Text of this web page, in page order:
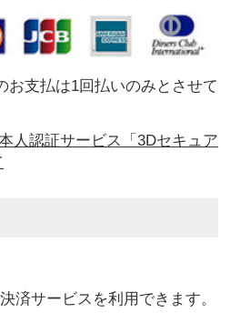
お支払は1回払いのみとさせて
人認証サービス「3Dセキュア
済サービスを利用できます。